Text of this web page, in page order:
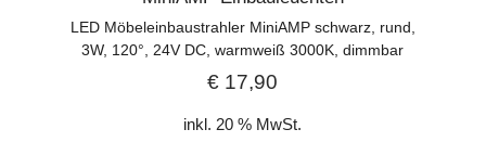
LED Möbeleinbaustrahler MiniAMP schwarz, rund,
3W, 120°, 24V DC, warmweiß 3000K, dimmbar
€ 17,90
inkl. 20 % MwSt.